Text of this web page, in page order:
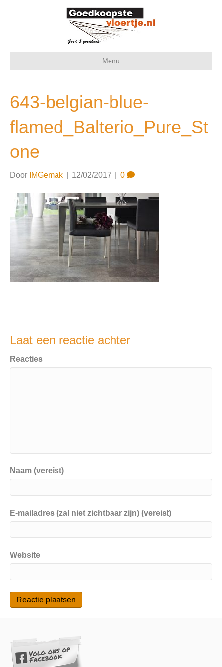
Menu
643-belgian-blue-
flamed_Balterio_Pure_St
one
Door IMGemak 12/02/2017 0
Laat een reactie achter
Reacties
Naam (vereist)
E-mailadres (zal niet zichtbaar zijn) (vereist)
Website